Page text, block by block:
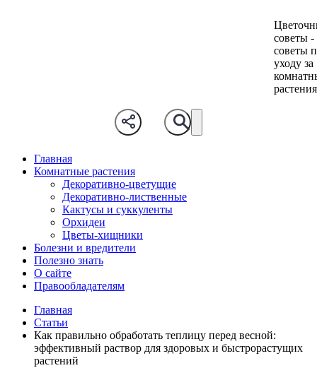
советы -
советы
уходу за
Главная
Комнатные растения
Декоративно-цветущие
Декоративно-лиственные
Кактусы и суккуленты
Орхидеи
Цветы-хищники
Болезни и вредители
Полезно знать
О сайте
Правообладателям
Главная
Статьи
Как правильно обработать теплицу перед весной:
эффективный раствор для здоровых и быстрорастущих
растений